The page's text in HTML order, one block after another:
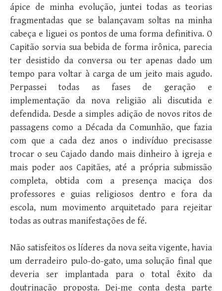
ápice de minha evolução, juntei todas as teorias
fragmentadas que se balançavam soltas na minha
cabeça e liguei os pontos de uma forma definitiva. O
Capitão sorvia sua bebida de forma irônica, parecia
ter desistido da conversa ou ter apenas dado um
tempo para voltar à carga de um jeito mais agudo.
Perpassei todas as fases de geração e
implementação da nova religião ali discutida e
defendida. Desde a simples adição de novos ritos de
passagens como a Década da Comunhão, que fazia
com que a cada dez anos o indivíduo precisasse
trocar o seu Cajado dando mais dinheiro à igreja e
mais poder aos Capitães, até a própria submissão
completa, obtida com a presença maciça dos
professores e guias religiosos dentro e fora da
escola, num movimento arquitetado para rejeitar
todas as outras manifestações de fé.
Não satisfeitos os líderes da nova seita vigente, havia
um derradeiro pulo-do-gato, uma solução final que
deveria ser implantada para o total êxito da
doutrinação proposta. Dei-me conta desta parte